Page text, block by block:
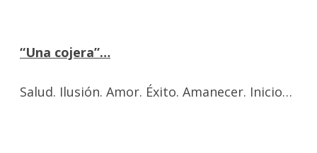
“Una cojera”…
Salud. Ilusión. Amor. Éxito. Amanecer. Inicio…